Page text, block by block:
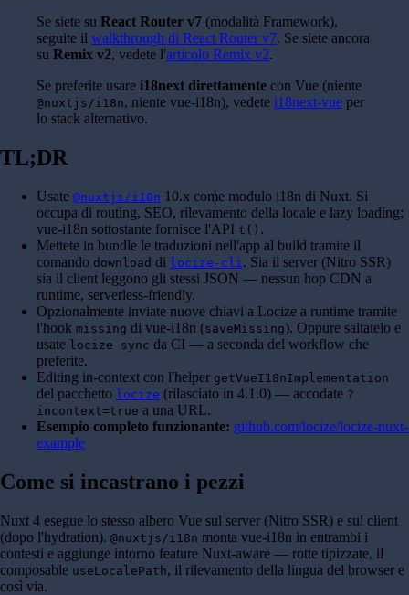
Se siete su React Router v7 (modalità Framework),
seguite il walkthrough di React Router v7. Se siete ancora
su Remix v2, vedete l'articolo Remix v2.
Se preferite usare i18next direttamente con Vue (niente
@nuxtjs/i18n, niente vue-i18n), vedete i18next-vue per
lo stack alternativo.
TL;DR
Usate @nuxtjs/i18n 10.x come modulo i18n di Nuxt. Si
occupa di routing, SEO, rilevamento della locale e lazy loading;
vue-i18n sottostante fornisce l'API t() .
Mettete in bundle le traduzioni nell'app al build tramite il
comando download di locize-cli . Sia il server (Nitro SSR)
sia il client leggono gli stessi JSON — nessun hop CDN a
runtime, serverless-friendly.
Opzionalmente inviate nuove chiavi a Locize a runtime tramite
l'hook missing di vue-i18n (saveMissing). Oppure saltatelo e
usate locize sync da CI — a seconda del workflow che
preferite.
Editing in-context con l'helper getVueI18nImplementation
del pacchetto locize (rilasciato in 4.1.0) — accodate ?
incontext=true a una URL.
Esempio completo funzionante: github.com/locize/locize-nuxt-
example
Come si incastrano i pezzi
Nuxt 4 esegue lo stesso albero Vue sul server (Nitro SSR) e sul client
(dopo l'hydration). @nuxtjs/i18n monta vue-i18n in entrambi i
contesti e aggiunge intorno feature Nuxt-aware — rotte tipizzate, il
composable useLocalePath, il rilevamento della lingua del browser e
così via.